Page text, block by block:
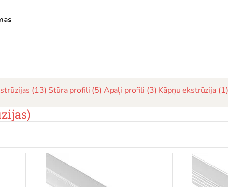
(13) Stūra profili (5) Apaļi profili (3) Kāpņu ekstrūzija (1)